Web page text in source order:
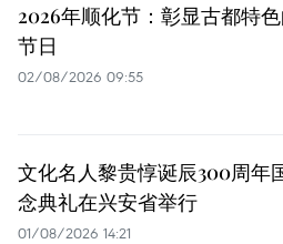
2026年顺化节：彰显古都特
节日
02/08/2026 09:55
文化名人黎贵惇诞辰300周年
念典礼在兴安省举行
01/08/2026 14:21